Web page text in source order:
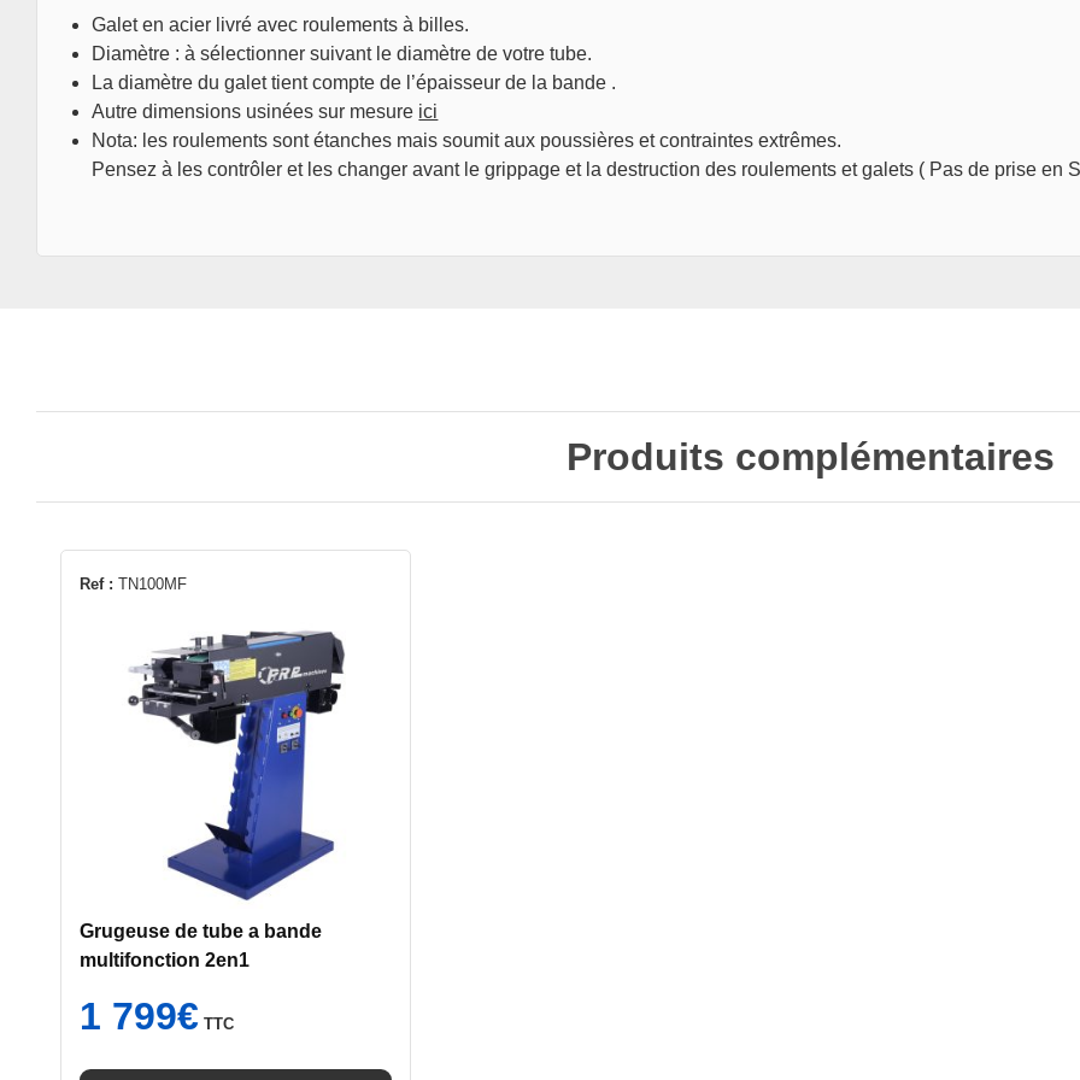
Galet en acier livré avec roulements à billes.
Diamètre : à sélectionner suivant le diamètre de votre tube.
La diamètre du galet tient compte de l’épaisseur de la bande .
Autre dimensions usinées sur mesure ici
Nota: les roulements sont étanches mais soumit aux poussières et contraintes extrêmes.
Pensez à les contrôler et les changer avant le grippage et la destruction des roulements et galets ( Pas de prise en
Produits complémentaires
Ref : TN100MF
Grugeuse de tube a bande
multifonction 2en1
1 799€ TTC